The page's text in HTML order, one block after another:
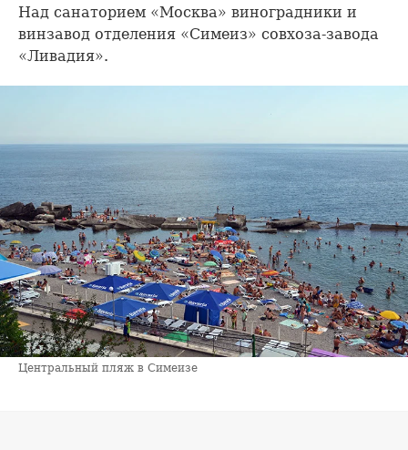
Над санаторием «Москва» виноградники и
винзавод отделения «Симеиз» совхоза-завода
«Ливадия».
Центральный пляж в Симеизе